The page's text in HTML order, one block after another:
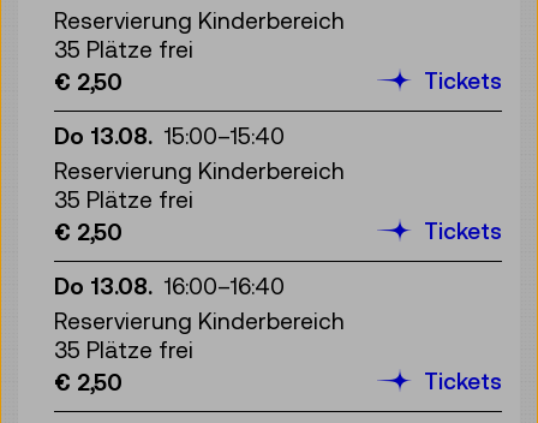
Reservierung Kinderbereich
35 Plätze frei
€ 2,50
Tickets
Do 13.08. 15:00–15:40
Reservierung Kinderbereich
35 Plätze frei
€ 2,50
Tickets
Do 13.08. 16:00–16:40
Reservierung Kinderbereich
35 Plätze frei
€ 2,50
Tickets